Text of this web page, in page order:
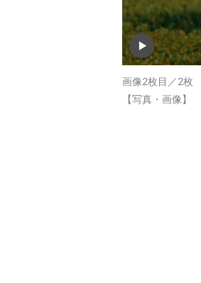
画像2枚目／2枚
【写真・画像】